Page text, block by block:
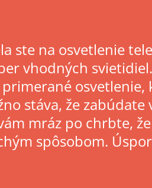
ste na osvetlenie
vhodných svietidiel.
osvetlenie,
stáva, že
mráz po chrbte,
spôsobom.